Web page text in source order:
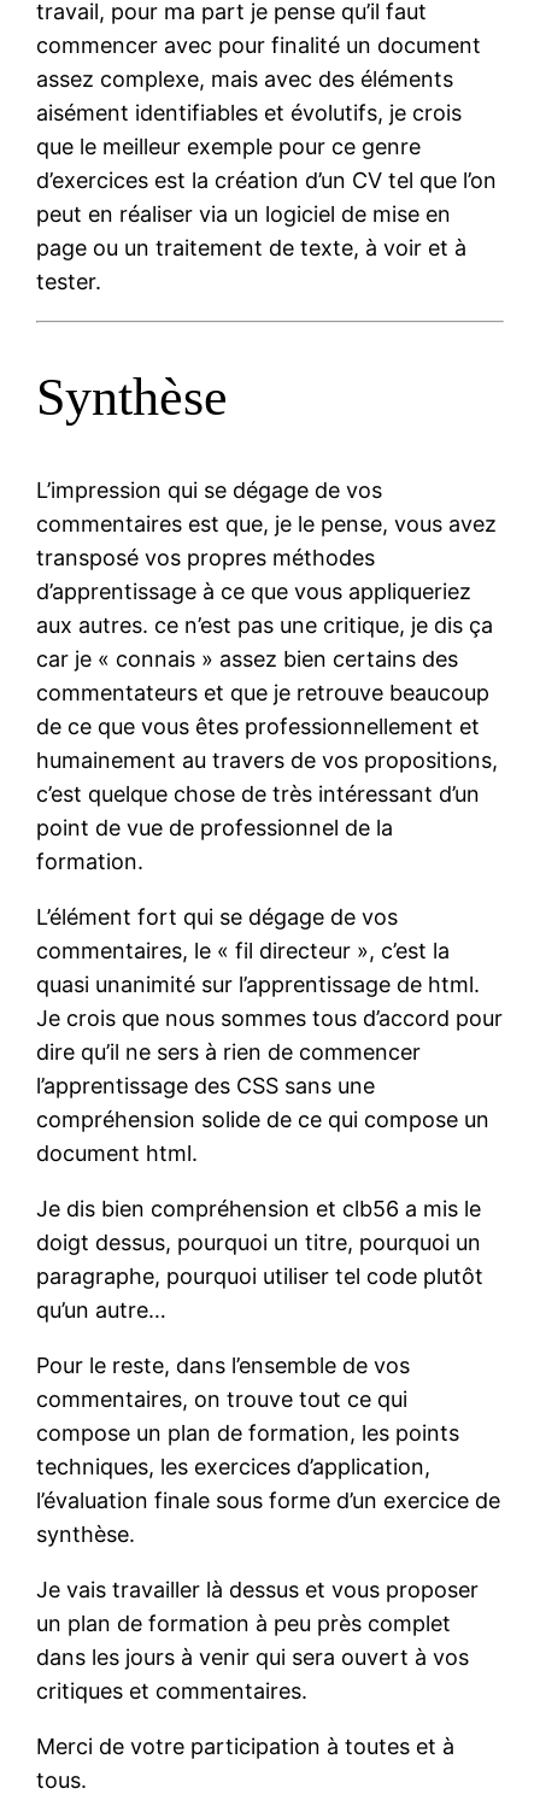
travail, pour ma part je pense qu’il faut
commencer avec pour finalité un document
assez complexe, mais avec des éléments
aisément identifiables et évolutifs, je crois
que le meilleur exemple pour ce genre
d’exercices est la création d’un CV tel que l’on
peut en réaliser via un logiciel de mise en
page ou un traitement de texte, à voir et à
tester.
Synthèse
L’impression qui se dégage de vos
commentaires est que, je le pense, vous avez
transposé vos propres méthodes
d’apprentissage à ce que vous appliqueriez
aux autres. ce n’est pas une critique, je dis ça
car je « connais » assez bien certains des
commentateurs et que je retrouve beaucoup
de ce que vous êtes professionnellement et
humainement au travers de vos propositions,
c’est quelque chose de très intéressant d’un
point de vue de professionnel de la
formation.
L’élément fort qui se dégage de vos
commentaires, le « fil directeur », c’est la
quasi unanimité sur l’apprentissage de html.
Je crois que nous sommes tous d’accord pour
dire qu’il ne sers à rien de commencer
l’apprentissage des CSS sans une
compréhension solide de ce qui compose un
document html.
Je dis bien compréhension et clb56 a mis le
doigt dessus, pourquoi un titre, pourquoi un
paragraphe, pourquoi utiliser tel code plutôt
qu’un autre…
Pour le reste, dans l’ensemble de vos
commentaires, on trouve tout ce qui
compose un plan de formation, les points
techniques, les exercices d’application,
l’évaluation finale sous forme d’un exercice de
synthèse.
Je vais travailler là dessus et vous proposer
un plan de formation à peu près complet
dans les jours à venir qui sera ouvert à vos
critiques et commentaires.
Merci de votre participation à toutes et à
tous.